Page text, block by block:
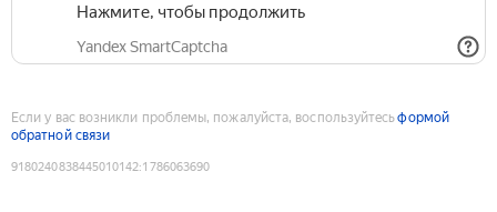
Нажмите, чтобы продолжить
Yandex SmartCaptcha
Если у вас возникли проблемы, пожалуйста, воспользуйтесьформой
обратной связи
9180240838445010142:1786063690